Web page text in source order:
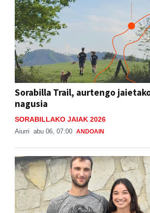
Sorabilla Trail, aurtengo
nagusia
SORABILLAKO JAIAK 2026
Aiurri